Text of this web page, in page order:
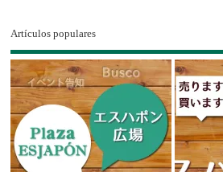
Artículos populares